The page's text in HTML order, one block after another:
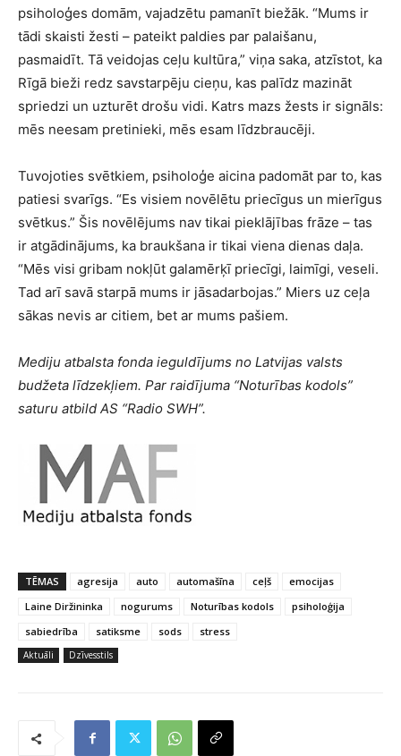
psiholoģes domām, vajadzētu pamanīt biežāk. “Mums ir
tādi skaisti žesti – pateikt paldies par palaišanu,
pasmaidīt. Tā veidojas ceļu kultūra,” viņa saka, atzīstot, ka
Rīgā bieži redz savstarpēju cieņu, kas palīdz mazināt
spriedzi un uzturēt drošu vidi. Katrs mazs žests ir signāls:
mēs neesam pretinieki, mēs esam līdzbraucēji.
Tuvojoties svētkiem, psiholoģe aicina padomāt par to, kas
patiesi svarīgs. “Es visiem novēlētu priecīgus un mierīgus
svētkus.” Šis novēlējums nav tikai pieklājības frāze – tas
ir atgādinājums, ka braukšana ir tikai viena dienas daļa.
“Mēs visi gribam nokļūt galamērķī priecīgi, laimīgi, veseli.
Tad arī savā starpā mums ir jāsadarbojas.” Miers uz ceļa
sākas nevis ar citiem, bet ar mums pašiem.
Mediju atbalsta fonda ieguldījums no Latvijas valsts
budžeta līdzekļiem. Par raidījuma “Noturības kodols”
saturu atbild AS “Radio SWH”.
TĒMAS agresija auto automašīna ceļš
emocijas
Laine Diržininka
nogurums Noturības kodols
psiholoģija
sabiedrība
satiksme sods stress
Aktuāli Dzīvesstils